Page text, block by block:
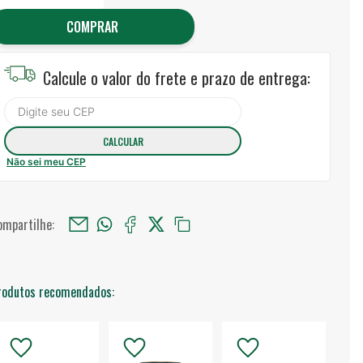
COMPRAR
Calcule o valor do frete e prazo de entrega:
Não sei meu CEP
recomendados: